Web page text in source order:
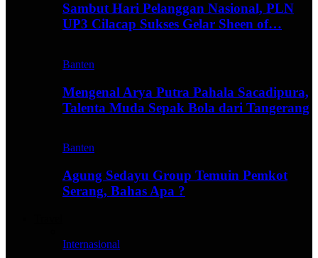
Sambut Hari Pelanggan Nasional, PLN
UP3 Cilacap Sukses Gelar Sheen of…
Banten
Mengenal Arya Putra Pahala Sacadipura,
Talenta Muda Sepak Bola dari Tangerang
Banten
Agung Sedayu Group Temuin Pemkot
Serang, Bahas Apa ?
Internasional